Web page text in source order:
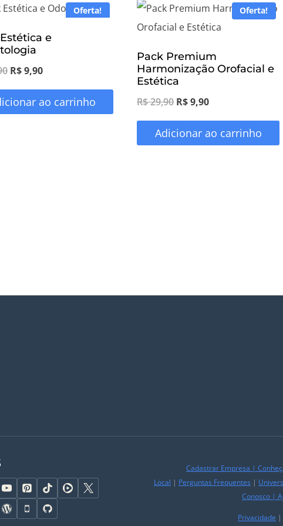
Oferta!
e
O
preço
original
R$9,90O
preço
atual
ao carrinho
Oferta!
Pack Premium
Harmonização Orofacial e
Estética
R$29,90 O
preço
original
R$9,90O
preço
atual
Adicionar ao carrinho
Cadastrar Empresa |
Local | Perguntas Frequentes |
Conosco |
Privacidade |